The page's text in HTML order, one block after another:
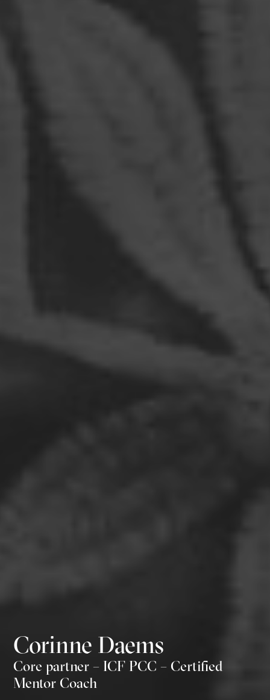
Corinne Daems
Core partner – ICF PCC – Certified
Mentor Coach